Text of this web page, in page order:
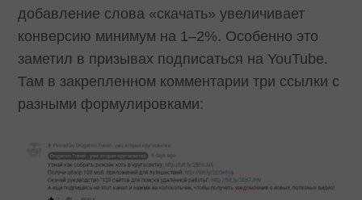
добавление слова «скачать» увеличивает
конверсию минимум на 1–2%. Особенно это
заметил в призывах подписаться на YouTube.
Там в закрепленном комментарии три ссылки с
разными формулировками: